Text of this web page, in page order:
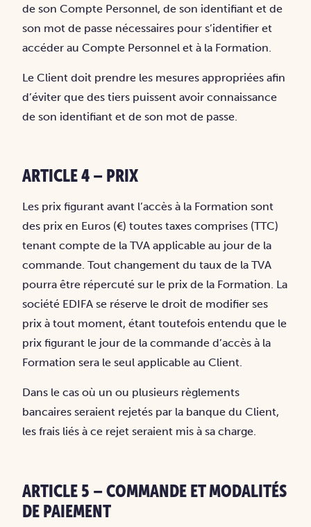
de son Compte Personnel, de son identifiant et de
son mot de passe nécessaires pour s’identifier et
accéder au Compte Personnel et à la Formation.
Le Client doit prendre les mesures appropriées afin
d’éviter que des tiers puissent avoir connaissance
de son identifiant et de son mot de passe.
ARTICLE 4 – PRIX
Les prix figurant avant l’accès à la Formation sont
des prix en Euros (€) toutes taxes comprises (TTC)
tenant compte de la TVA applicable au jour de la
commande. Tout changement du taux de la TVA
pourra être répercuté sur le prix de la Formation. La
société EDIFA se réserve le droit de modifier ses
prix à tout moment, étant toutefois entendu que le
prix figurant le jour de la commande d’accès à la
Formation sera le seul applicable au Client.
Dans le cas où un ou plusieurs règlements
bancaires seraient rejetés par la banque du Client,
les frais liés à ce rejet seraient mis à sa charge.
ARTICLE 5 – COMMANDE ET MODALITÉS
DE PAIEMENT